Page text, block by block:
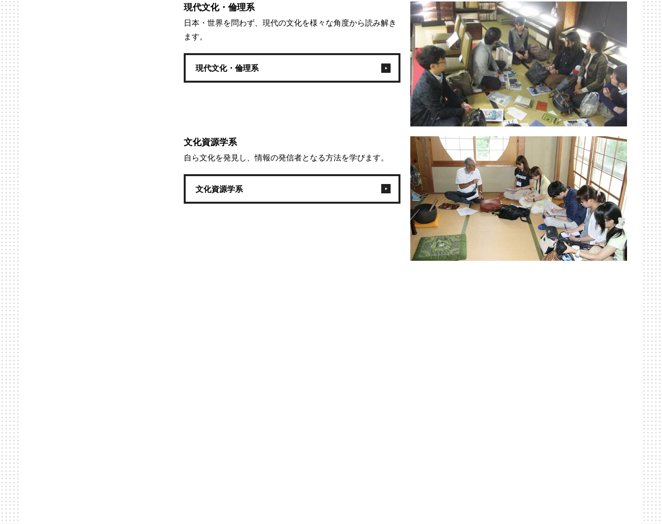
現代文化・倫理系
日本・世界を問わず、現代の文化を様々な角度から読み解き
ます。
現代文化・倫理系
文化資源学系
自ら文化を発見し、情報の発信者となる方法を学びます。
文化資源学系